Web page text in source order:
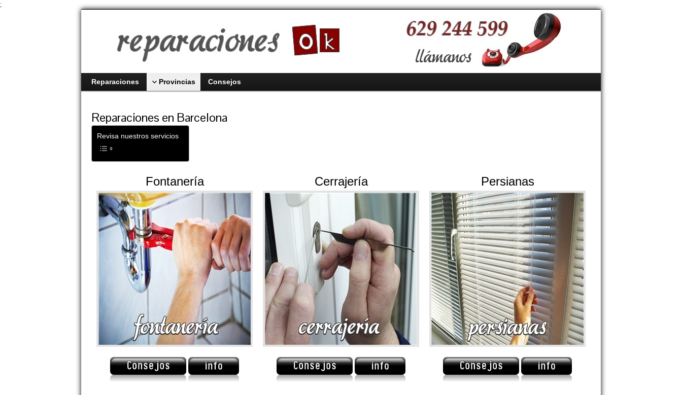
;
Reparaciones Provincias Consejos
Reparaciones en Barcelona
Revisa nuestros servicios
Fontanería Cerrajería Persianas